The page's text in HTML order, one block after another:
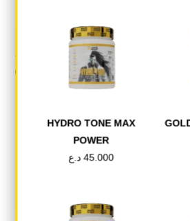
HYDRO TONE MAX
POWER
45.000 د.ع